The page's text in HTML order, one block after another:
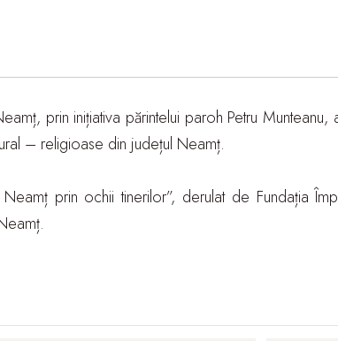
prin inițiativa părintelui paroh Petru
– religioase din județul Neamț.
prin ochii tinerilor”, derulat de Fundația